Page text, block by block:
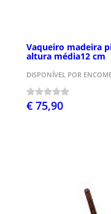
Vaqueiro madeira
altura média12 cm
DISPONÍVEL POR
€ 75,90